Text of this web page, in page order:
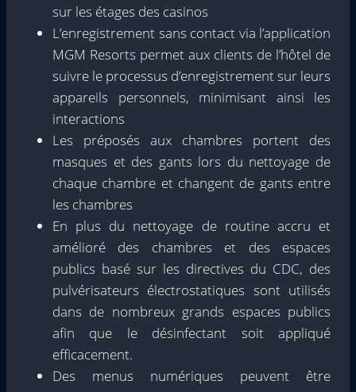
sur les étages des casinos
L’enregistrement sans contact via l’application
MGM Resorts permet aux clients de l’hôtel de
suivre le processus d’enregistrement sur leurs
appareils personnels, minimisant ainsi les
interactions
Les préposés aux chambres portent des
masques et des gants lors du nettoyage de
chaque chambre et changent de gants entre
les chambres
En plus du nettoyage de routine accru et
amélioré des chambres et des espaces
publics basé sur les directives du CDC, des
pulvérisateurs électrostatiques sont utilisés
dans de nombreux grands espaces publics
afin que le désinfectant soit appliqué
efficacement.
Des menus numériques peuvent être